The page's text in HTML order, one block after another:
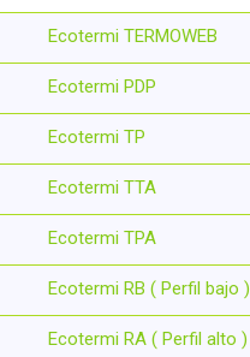
Ecotermi TERMOWEB
Ecotermi PDP
Ecotermi TP
Ecotermi TTA
Ecotermi TPA
Ecotermi RB ( Perfil bajo )
Ecotermi RA ( Perfil alto )